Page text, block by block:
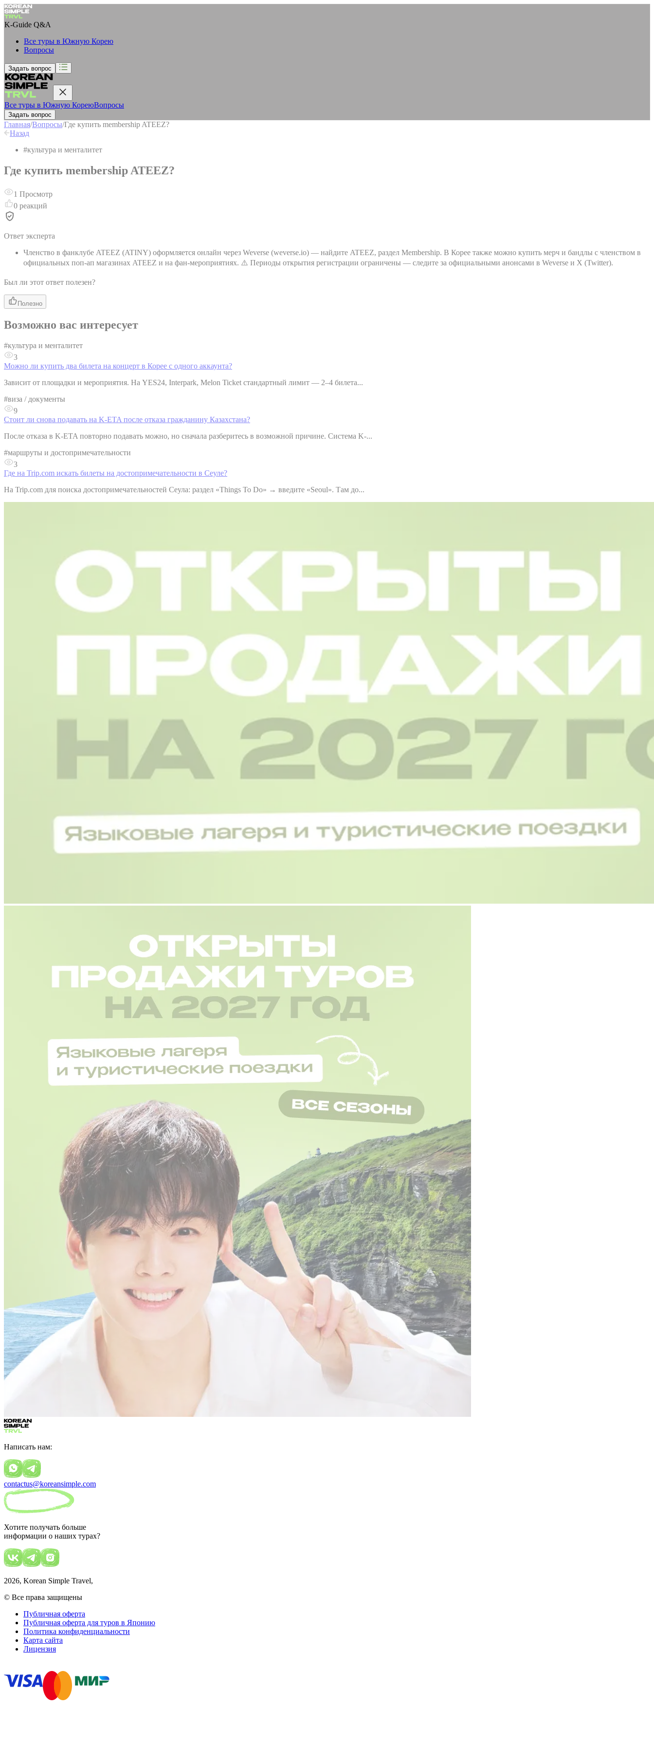
K-Guide Q&A
Все туры в Южную Корею
Вопросы
Задать вопрос
Все туры в Южную КореюВопросы
Задать вопрос
Главная/Вопросы/Где купить membership ATEEZ?
Назад
#культура и менталитет
Где купить membership ATEEZ?
1 Просмотр
0 реакций
Ответ эксперта
Членство в фанклубе ATEEZ (ATINY) оформляется онлайн через Weverse (weverse.io) — найдите ATEEZ, раздел Membership. В Корее также можно купить мерч и бандлы с членством в
официальных поп-ап магазинах ATEEZ и на фан-мероприятиях. ⚠️ Периоды открытия регистрации ограничены — следите за официальными анонсами в Weverse и X (Twitter).
Был ли этот ответ полезен?
Полезно
Возможно вас интересует
#культура и менталитет
3
Можно ли купить два билета на концерт в Корее с одного аккаунта?
Зависит от площадки и мероприятия. На YES24, Interpark, Melon Ticket стандартный лимит — 2–4 билета...
#виза / документы
9
Стоит ли снова подавать на K-ETA после отказа гражданину Казахстана?
После отказа в K-ETA повторно подавать можно, но сначала разберитесь в возможной причине. Система K-...
#маршруты и достопримечательности
3
Где на Trip.com искать билеты на достопримечательности в Сеуле?
На Trip.com для поиска достопримечательностей Сеула: раздел «Things To Do» → введите «Seoul». Там до...
Написать нам:
contactus@koreansimple.com
Хотите получать больше
информации о наших турах?
2026, Korean Simple Travel,
© Все права защищены
Публичная оферта
Публичная оферта для туров в Японию
Политика конфиденциальности
Карта сайта
Лицензия